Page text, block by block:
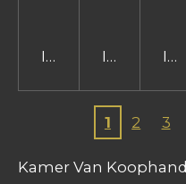
In winkelwagen
In In
1 2 3
Kamer Van